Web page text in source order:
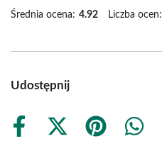
Średnia ocena: 4.92 Liczba ocen:
Udostępnij
Share
Share
Share
Share